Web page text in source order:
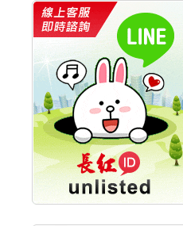
統一投信:主動式ETF溢
價 被盯上
新光人壽保險:新壽Q1外
價金將達996億
宇辰系統科技:宇辰業績
創新高 啟動興櫃轉上櫃
計畫
明緯企業:明緯永續科技
競賽 以電源驅動善的力
量
秀育企業:秀育SHO-U儲
能系統 獲國內首張CNS
認證
聯博投信:聯博00404A